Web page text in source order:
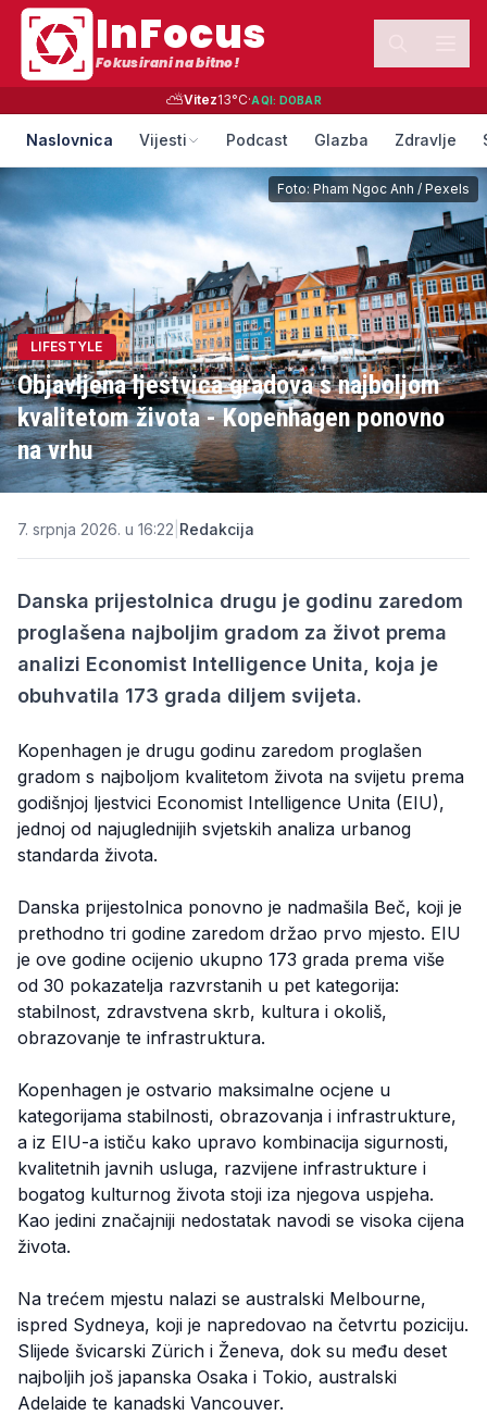
InFocus
Fokusirani na bitno!
⛅Vitez13°C·AQI: DOBAR
Naslovnica Vijesti Podcast Glazba Zdravlje
LIFESTYLE
Objavljena ljestvica gradova s najboljom
kvalitetom života - Kopenhagen ponovno
na vrhu
Foto:Pham Ngoc Anh / Pexels
7. srpnja 2026. u 16:22 Redakcija
Danska prijestolnica drugu je godinu zaredom
proglašena najboljim gradom za život prema
analizi Economist Intelligence Unita, koja je
obuhvatila 173 grada diljem svijeta.
Kopenhagen je drugu godinu zaredom proglašen
gradom s najboljom kvalitetom života na svijetu prema
godišnjoj ljestvici Economist Intelligence Unita (EIU),
jednoj od najuglednijih svjetskih analiza urbanog
standarda života.
Danska prijestolnica ponovno je nadmašila Beč, koji je
prethodno tri godine zaredom držao prvo mjesto. EIU
je ove godine ocijenio ukupno 173 grada prema više
od 30 pokazatelja razvrstanih u pet kategorija:
stabilnost, zdravstvena skrb, kultura i okoliš,
obrazovanje te infrastruktura.
Kopenhagen je ostvario maksimalne ocjene u
kategorijama stabilnosti, obrazovanja i infrastrukture,
a iz EIU-a ističu kako upravo kombinacija sigurnosti,
kvalitetnih javnih usluga, razvijene infrastrukture i
bogatog kulturnog života stoji iza njegova uspjeha.
Kao jedini značajniji nedostatak navodi se visoka cijena
života.
Na trećem mjestu nalazi se australski Melbourne,
ispred Sydneya, koji je napredovao na četvrtu poziciju.
Slijede švicarski Zürich i Ženeva, dok su među deset
najboljih još japanska Osaka i Tokio, australski
Adelaide te kanadski Vancouver.